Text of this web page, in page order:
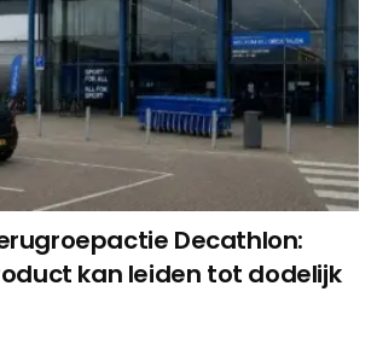
Decathlon:
kan leiden tot dodelijk